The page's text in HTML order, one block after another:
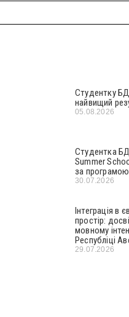
Студентку
найвищий
05.08.2026
Студентка
Summer
за
30.07.2026
Інтеграція в
простір:
мовному
Республіці
29.07.2026